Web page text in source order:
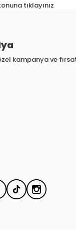
tıklayınız
kampanya ve